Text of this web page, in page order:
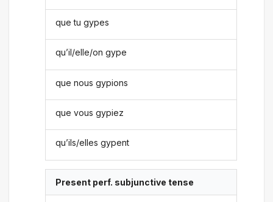
que tu gypes
qu’il/elle/on gype
que nous gypions
que vous gypiez
qu’ils/elles gypent
Present perf. subjunctive tense